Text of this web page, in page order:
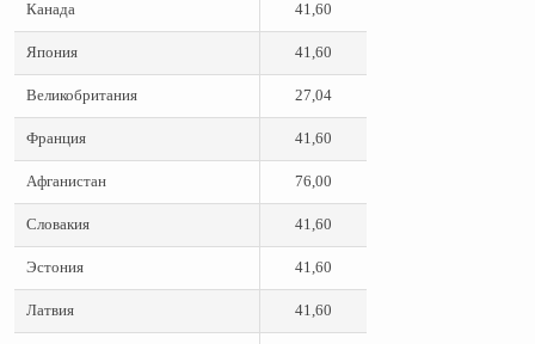
Канада 41,60
Япония 41,60
Великобритания 27,04
Франция 41,60
Афганистан 76,00
Словакия 41,60
Эстония 41,60
Латвия 41,60